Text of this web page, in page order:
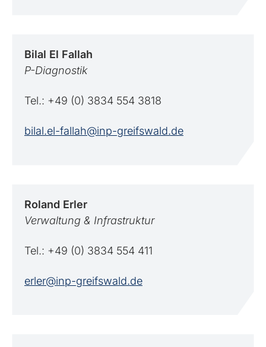
Bilal El Fallah
P-Diagnostik
Tel.: +49 (0) 3834 554 3818
bilal.el-fallah@inp-greifswald.de
Roland Erler
Verwaltung & Infrastruktur
Tel.: +49 (0) 3834 554 411
erler@inp-greifswald.de